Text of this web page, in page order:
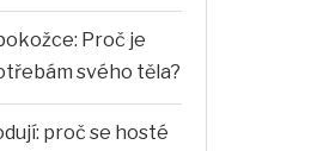
Proč je
svého těla?
proč se hosté